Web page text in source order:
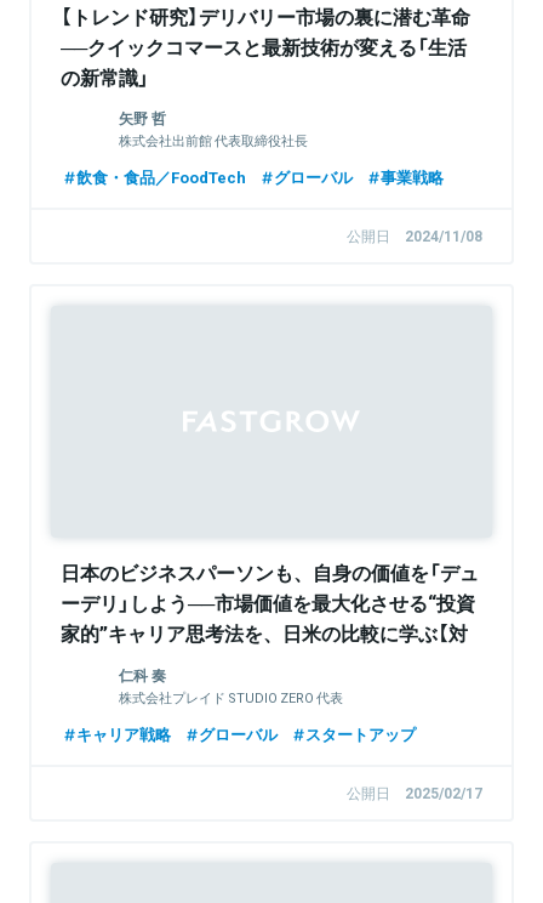
【トレンド研究】デリバリー市場の裏に潜む革命
──クイックコマースと最新技術が変える「生活
の新常識」
矢野 哲
株式会社出前館 代表取締役社長
飲食・食品／FoodTech グローバル 事業戦略
公開日 2024/11/08
日本のビジネスパーソンも、自身の価値を「デュ
ーデリ」しよう──市場価値を最大化させる“投資
家的”キャリア思考法を、日米の比較に学ぶ【対
談：STUDIO ZERO仁科&渡辺千賀】
仁科 奏
株式会社プレイド STUDIO ZERO 代表
キャリア戦略 グローバル スタートアップ
公開日 2025/02/17